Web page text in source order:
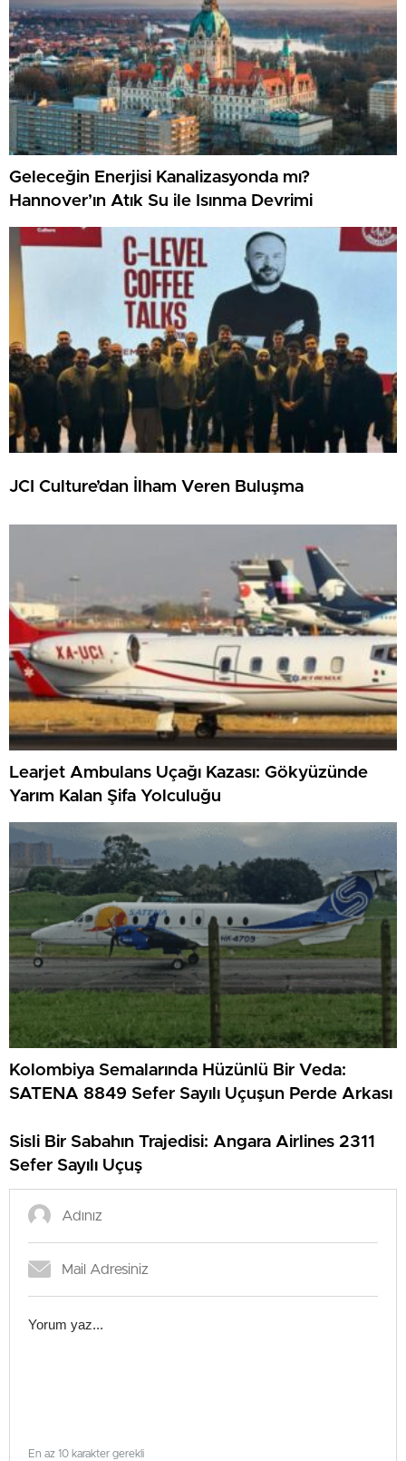
Geleceğin Enerjisi Kanalizasyonda mı?
Hannover’ın Atık Su ile Isınma Devrimi
JCI Culture’dan İlham Veren Buluşma
Learjet Ambulans Uçağı Kazası: Gökyüzünde
Yarım Kalan Şifa Yolculuğu
Kolombiya Semalarında Hüzünlü Bir Veda:
SATENA 8849 Sefer Sayılı Uçuşun Perde Arkası
Sisli Bir Sabahın Trajedisi: Angara Airlines 2311
Sefer Sayılı Uçuş
En az 10 karakter gerekli